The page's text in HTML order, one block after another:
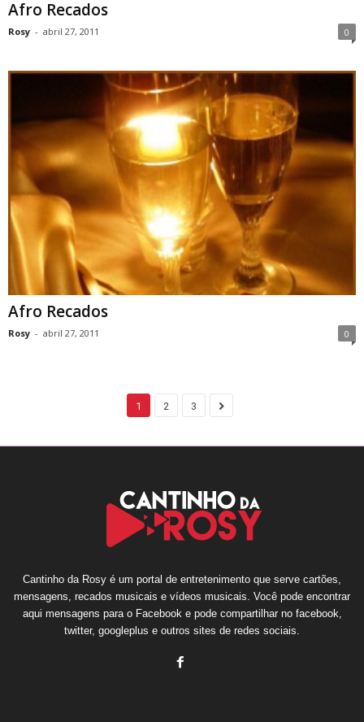
Afro Recados
Rosy - abril 27, 2011 0
Afro Recados
Rosy - abril 27, 2011 0
1 2 3
Cantinho da Rosy é um portal de entretenimento que serve cartões,
mensagens, recados musicais e vídeos musicais. Você pode encontrar
aqui mensagens para o Facebook e pode compartilhar no facebook,
twitter, googleplus e outros sites de redes sociais.